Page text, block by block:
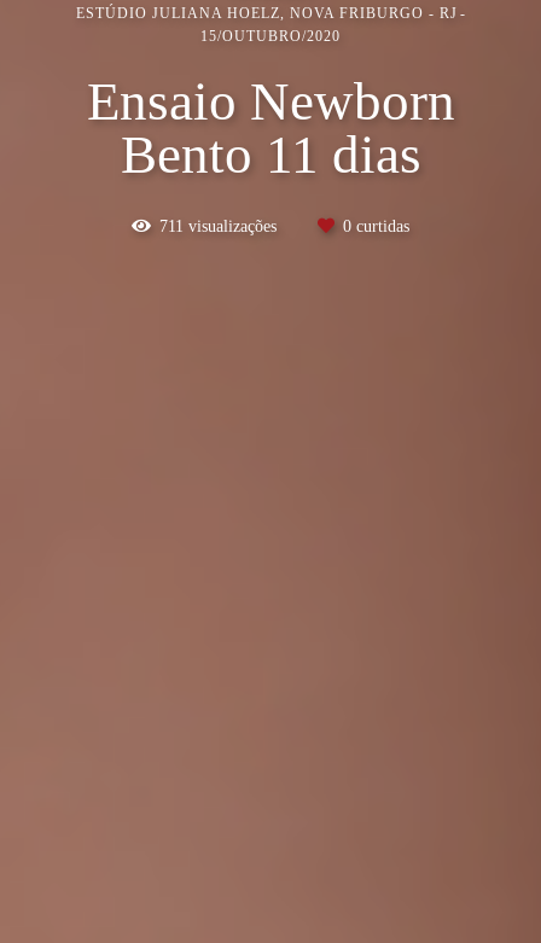
ESTÚDIO JULIANA HOELZ, NOVA FRIBURGO - RJ
15/OUTUBRO/2020
Ensaio Newborn
Bento 11 dias
711 visualizações 0 curtidas